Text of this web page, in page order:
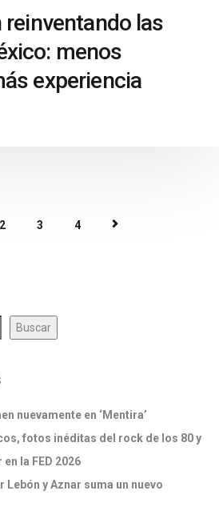
las
menos
experiencia
2 3 4
Buscar
nuevamente en ‘Mentira’
fotos inéditas del rock de los 80 y
la FED 2026
Lebón y Aznar suma un nuevo